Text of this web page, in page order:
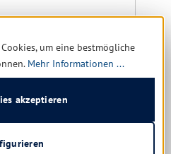
11,52 €(18.4% gespart)
um eine bestmögliche
Mehr Informationen ...
akzeptieren